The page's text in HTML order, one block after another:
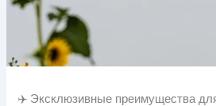
✈️ Эксклюзивные преимущества